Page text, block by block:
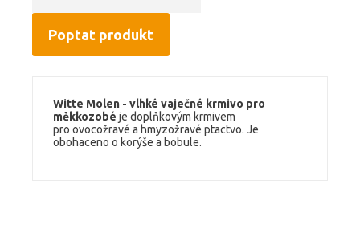
Poptat produkt
Witte Molen - vlhké vaječné krmivo pro
měkkozobé je doplňkovým krmivem
pro ovocožravé a hmyzožravé ptactvo. Je
obohaceno o korýše a bobule.